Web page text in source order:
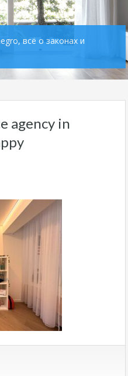
всё о законах и
agency in